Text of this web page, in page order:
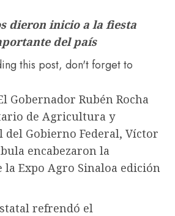
dieron inicio a la fiesta
del país
this post, don't forget to
Gobernador Rubén Rocha
de Agricultura y
del Gobierno Federal, Víctor
encabezaron la
Expo Agro Sinaloa edición
refrendó el